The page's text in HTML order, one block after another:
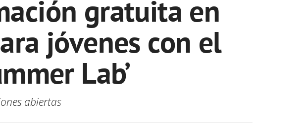
gratuita en
jóvenes con el
Lab’
abiertas